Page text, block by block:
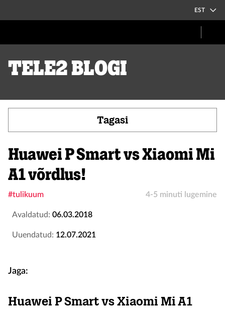
EST
Tele2 blogi
Tagasi
Huawei P Smart vs Xiaomi Mi
A1 võrdlus!
#tulikuum 4-5 minuti lugemine
Avaldatud: 06.03.2018
Uuendatud: 12.07.2021
Jaga:
Huawei P Smart vs Xiaomi Mi A1